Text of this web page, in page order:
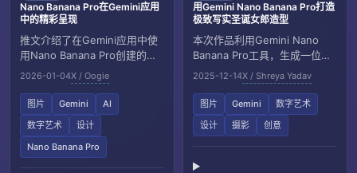
Nano Banana Pro在Gemini应用
中的精彩呈现
推文介绍了在Gemini应用中使
用Nano Banana Pro创建的肖
像作品，描绘了一位年轻东亚
女性侧身回眸，展现细腻的视
觉效果和创意设计。
2026-01-04X / Oogie
图片 Gemini
AI
数字艺术
设计
Nano Banana Pro
用Gemini Nano Banana Pro打造
极致写实圣诞女郎造型
本次作品利用Gemini Nano
Banana Pro工具，生成一位穿
着圣诞老人主题服装的女性形
象，细节极为写实，呈现温暖
梦幻的节日氛围。整体风格融
合专业影棚摄影质感与柔和电
影灯光，打造出浓郁且富有诱
2025-12-14X / Shreya Yadav
图片 Gemini
数字艺术
设计
摄影 创意